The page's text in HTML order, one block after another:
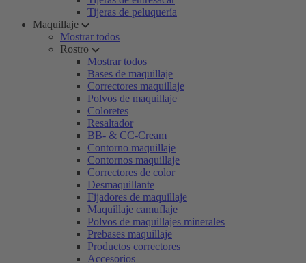
Tijeras de peluquería
Maquillaje
Mostrar todos
Rostro
Mostrar todos
Bases de maquillaje
Correctores maquillaje
Polvos de maquillaje
Coloretes
Resaltador
BB- & CC-Cream
Contorno maquillaje
Contornos maquillaje
Correctores de color
Desmaquillante
Fijadores de maquillaje
Maquillaje camuflaje
Polvos de maquillajes minerales
Prebases maquillaje
Productos correctores
Accesorios